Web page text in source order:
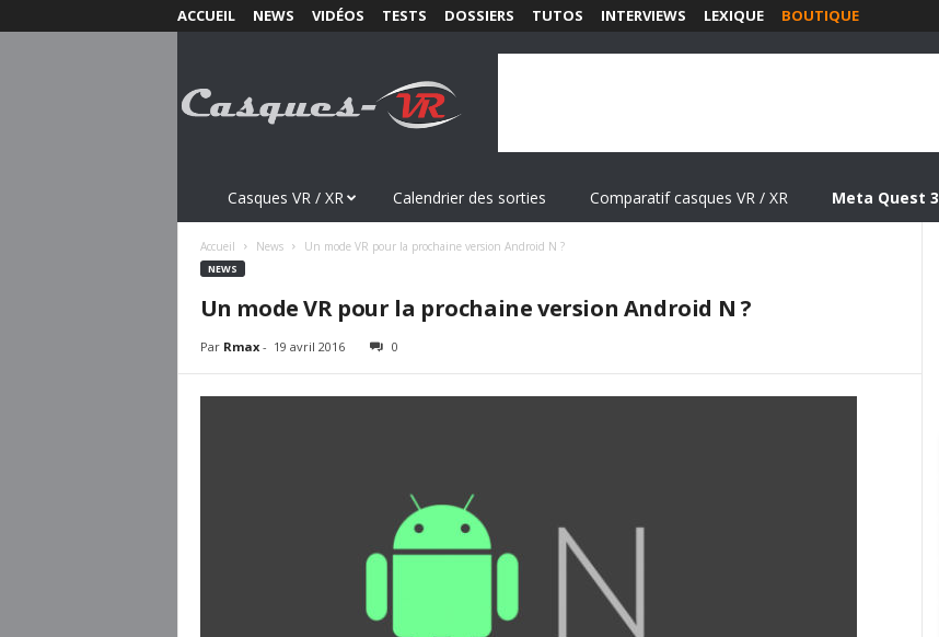
ACCUEIL NEWS VIDÉOS TESTS DOSSIERS TUTOS INTERVIEWS LEXIQUE BOUTIQUE
s
Casques VR / XR Calendrier des sorties Comparatif casques VR / XR Meta Quest 3
Accueil News Un mode VR pour la prochaine version Android N ?
NEWS
Un mode VR pour la prochaine version Android N ?
Par Rmax- 19 avril 2016 0